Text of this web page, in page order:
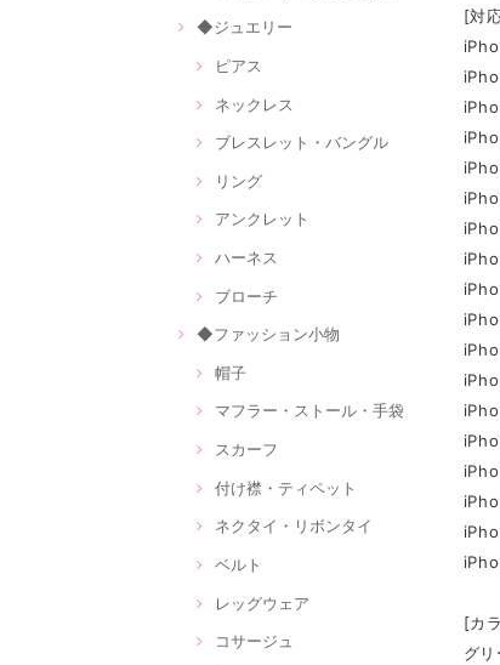
◆ジュエリー
ピアス
ネックレス
ブレスレット・バングル
リング
アンクレット
ハーネス
ブローチ
◆ファッション小物
帽子
マフラー・ストール・手袋
スカーフ
付け襟・ティペット
ネクタイ・リボンタイ
ベルト
レッグウェア
コサージュ
[対
[カ
グ